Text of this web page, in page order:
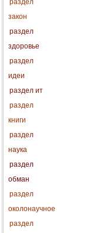
раздел
закон
раздел
здоровье
раздел
идеи
раздел ит
раздел
книги
раздел
наука
раздел
обман
раздел
околонаучное
раздел